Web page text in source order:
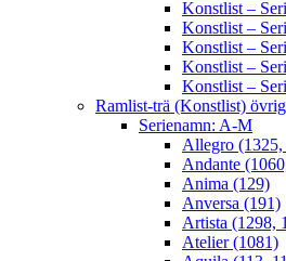
Konstlist –
Konstlist –
Konstlist –
Konstlist –
Konstlist –
Ramlist-trä (Konstlist)
Serienamn: A-M
Allegro
Andante
Anima (129)
Anversa (191)
Artista (1298,
Atelier (1081)